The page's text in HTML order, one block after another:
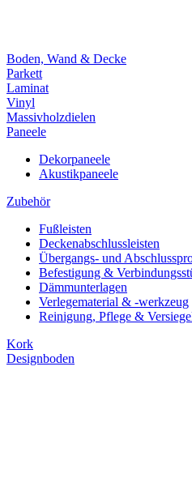
Boden, Wand & Decke
Parkett
Laminat
Vinyl
Massivholzdielen
Paneele
Dekorpaneele
Akustikpaneele
Zubehör
Fußleisten
Deckenabschlussleisten
Übergangs- und
Befestigung &
Dämmunterlagen
Verlegematerial & -werkzeug
Reinigung, Pflege &
Kork
Designboden